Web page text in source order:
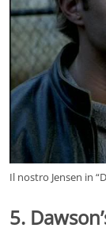
Il nostro Jensen in
5.